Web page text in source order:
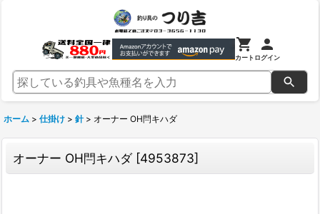
カートログイン
ホーム > 仕掛け > 針 > オーナー OH閂キハダ
オーナー OH閂キハダ [4953873]